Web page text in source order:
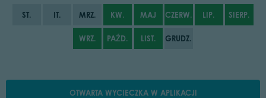
ST. IT. MRZ. KW. MAJ CZERW. LIP. SIERP.
WRZ. PAŹD. LIST. GRUDZ.
OTWARTA WYCIECZKA W APLIKACJI